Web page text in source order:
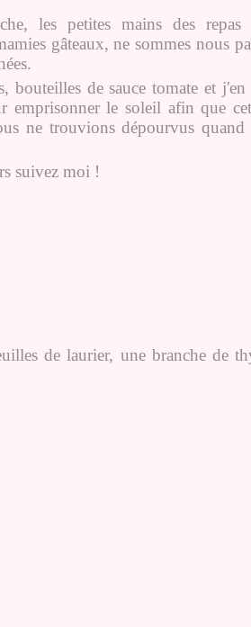
les petites mains des repas
gâteaux, ne sommes nous
bouteilles de sauce tomate et j'en
emprisonner le soleil afin que
ne trouvions dépourvus quand
suivez moi !
de laurier, une branche de